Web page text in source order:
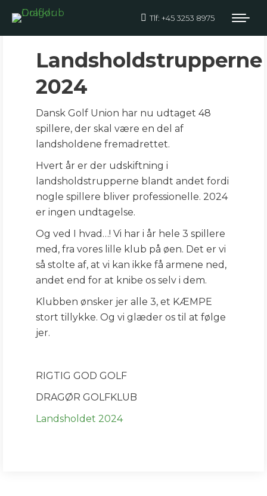
Tlf: +45 3253 8975
LANDHOLDET 2024
Landsholdstrupperne
2024
Dansk Golf Union har nu udtaget 48
spillere, der skal være en del af
landsholdene fremadrettet.
Hvert år er der udskiftning i
landsholdstrupperne blandt andet fordi
nogle spillere bliver professionelle. 2024
er ingen undtagelse.
Og ved I hvad…! Vi har i år hele 3 spillere
med, fra vores lille klub på øen. Det er vi
så stolte af, at vi kan ikke få armene ned,
andet end for at knibe os selv i dem.
Klubben ønsker jer alle 3, et KÆMPE
stort tillykke. Og vi glæder os til at følge
jer.
RIGTIG GOD GOLF
DRAGØR GOLFKLUB
Landsholdet 2024